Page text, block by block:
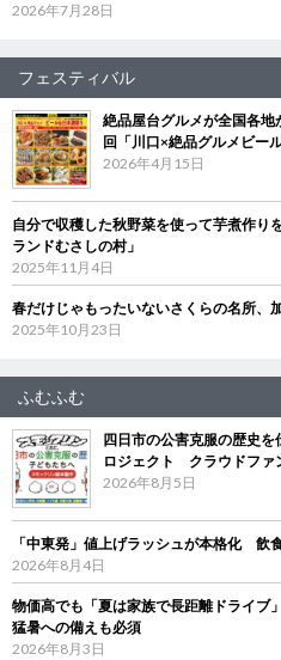
2026年7月28日
フェスティバル
絶品屋台グルメが全国各
回「川口×絶品グルメビー
2026年4月15日
自分で収穫した秋野菜を使って芋煮作
ランドむさしの村」
2025年11月4日
春だけじゃもったいないさくらの名所、
2025年10月23日
ふむふむ
四日市の公害克服の歴史
ロジェクト クラウドファ
2026年8月5日
「中東発」値上げラッシュが本格化 飲
2026年8月4日
物価高でも「夏は家族で長距離ドライ
猛暑への備えも必須
2026年8月3日